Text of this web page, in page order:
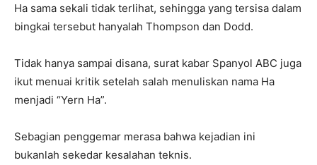
Ha sama sekali tidak terlihat, sehingga yang tersisa dalam
bingkai tersebut hanyalah Thompson dan Dodd.
Tidak hanya sampai disana, surat kabar Spanyol ABC juga
ikut menuai kritik setelah salah menuliskan nama Ha
menjadi “Yern Ha”.
Sebagian penggemar merasa bahwa kejadian ini
bukanlah sekedar kesalahan teknis.